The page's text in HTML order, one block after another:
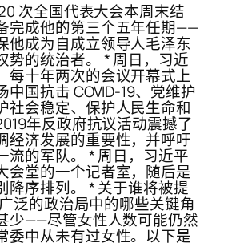
次全国代表大会本周末结
完成他的第三个五年任期——
他成为自成立领导人毛泽东
势的统治者。 * 周日，习近
每十年两次的会议开幕式上
中国抗击 COVID-19、党维护
社会稳定、保护人民生命和
年反政府抗议活动震撼了
经济发展的重要性，并呼吁
流的军队。 * 周日，习近平
会堂的一个记者室，随后是
降序排列。 * 关于谁将被提
泛的政治局中的哪些关键角
少——尽管女性人数可能仍然
委中从未有过女性。以下是